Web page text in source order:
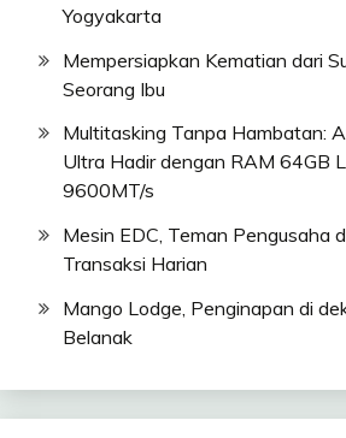
Yogyakarta
Mempersiapkan Kematian dari
Seorang Ibu
Multitasking Tanpa Hambatan:
Ultra Hadir dengan RAM 64GB
9600MT/s
Mesin EDC, Teman Pengusaha
Transaksi Harian
Mango Lodge, Penginapan di
Belanak